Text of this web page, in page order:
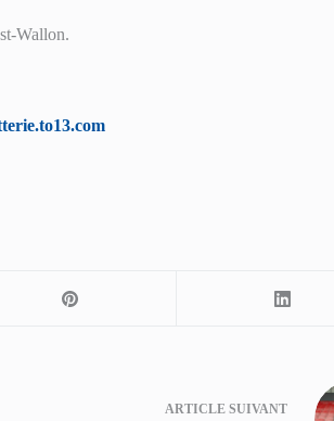
Wallon.
ARTICLESUIVANT